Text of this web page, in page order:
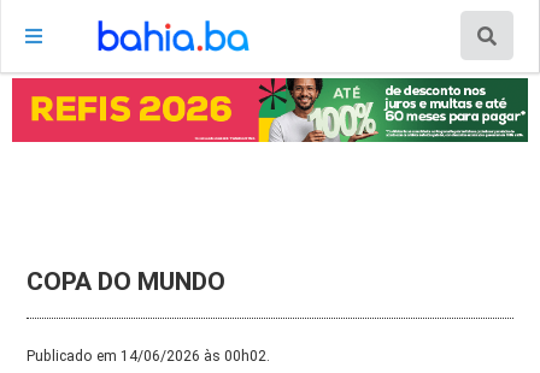
COPA DO MUNDO
Publicado em 14/06/2026 às 00h02.